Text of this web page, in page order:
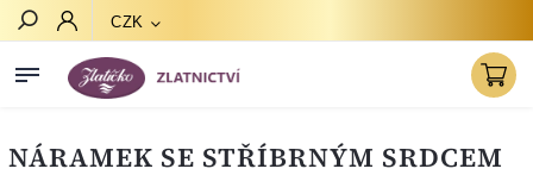
CZK
NÁRAMEK SE STŘÍBRNÝM SRDCEM